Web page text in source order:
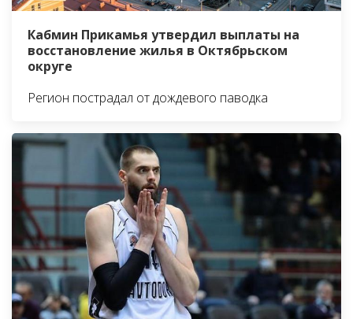
Кабмин Прикамья утвердил выплаты на
восстановление жилья в Октябрьском
округе
Регион пострадал от дождевого паводка